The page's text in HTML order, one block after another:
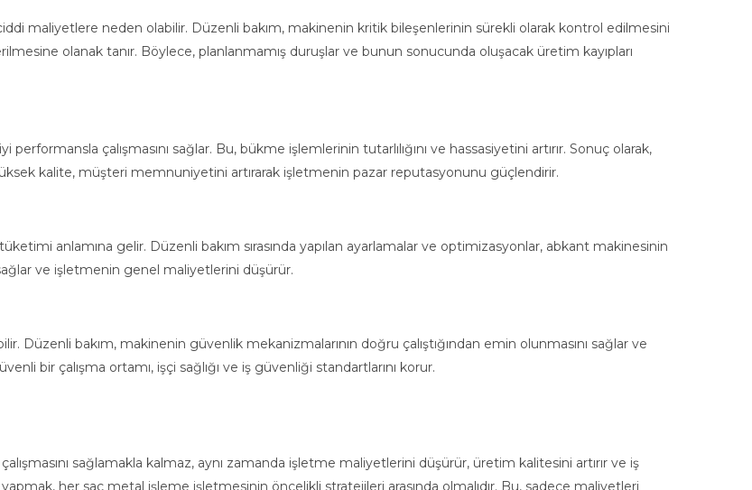
maliyetlere neden olabilir. Düzenli bakım, makinenin kritik bileşenlerinin sürekli olarak kontrol edilmesini
olanak tanır. Böylece, planlanmamış duruşlar ve bunun sonucunda oluşacak üretim kayıpları
çalışmasını sağlar. Bu, bükme işlemlerinin tutarlılığını ve hassasiyetini artırır. Sonuç olarak,
kalite, müşteri memnuniyetini artırarak işletmenin pazar reputasyonunu güçlendirir.
anlamına gelir. Düzenli bakım sırasında yapılan ayarlamalar ve optimizasyonlar, abkant makinesinin
ve işletmenin genel maliyetlerini düşürür.
Düzenli bakım, makinenin güvenlik mekanizmalarının doğru çalıştığından emin olunmasını sağlar ve
bir çalışma ortamı, işçi sağlığı ve iş güvenliği standartlarını korur.
sağlamakla kalmaz, aynı zamanda işletme maliyetlerini düşürür, üretim kalitesini artırır ve iş
her sac metal işleme işletmesinin öncelikli stratejileri arasında olmalıdır. Bu, sadece maliyetleri
3+dört=?